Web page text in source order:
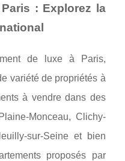
: Explorez la
de luxe à Paris,
variété de propriétés à
à vendre dans des
Monceau, Clichy-
sur-Seine et bien
proposés par